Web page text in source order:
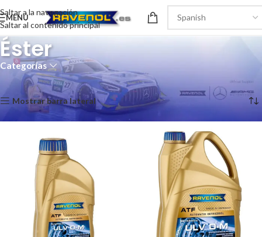
Saltar a la navegación
Saltar al contenido principal
MENÚ
Éster
Categorías
Tecnología del producto/ Éster
Mostrar barra lateral